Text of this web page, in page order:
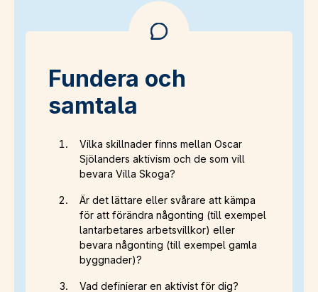
Fundera och
samtala
Vilka skillnader finns mellan Oscar
Sjölanders aktivism och de som vill
bevara Villa Skoga?
Är det lättare eller svårare att kämpa
för att förändra någonting (till exempel
lantarbetares arbetsvillkor) eller
bevara någonting (till exempel gamla
byggnader)?
Vad definierar en aktivist för dig?